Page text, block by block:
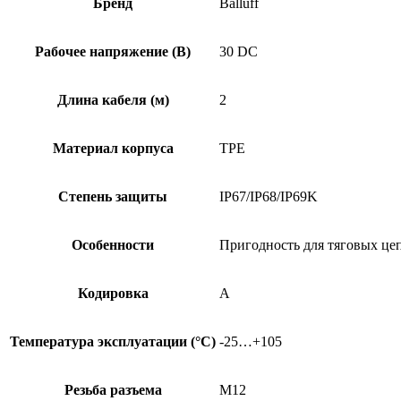
Рабочее напряжение (В) 30 DC
Длина кабеля (м) 2
Материал корпуса TPE
Степень защиты IP67/IP68/IP69K
Особенности Пригодность для тяговых
Кодировка A
Температура эксплуатации (°C) -25…+105
Резьба разъема M12